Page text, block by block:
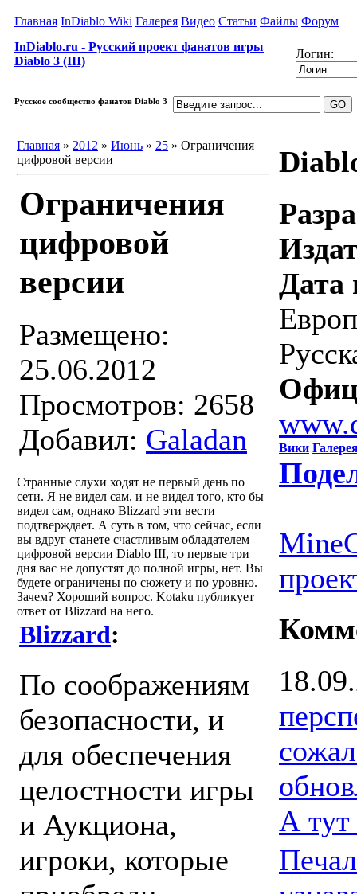
Главная InDiablo Wiki Галерея Видео Статьи Файлы Форум
InDiablo.ru - Русский проект фанатов игры
Diablo 3 (III)
Логин:
Русское сообщество фанатов Diablo 3
Главная » 2012 » Июнь » 25 » Ограничения
цифровой версии
Ограничения
цифровой
версии
Размещено:
25.06.2012
Просмотров: 2658
Добавил: Galadan
Странные слухи ходят не первый день по
сети. Я не видел сам, и не видел того, кто бы
видел сам, однако Blizzard эти вести
подтверждает. А суть в том, что сейчас, если
вы вдруг станете счастливым обладателем
цифровой версии Diablo III, то первые три
дня вас не допустят до полной игры, нет. Вы
будете ограничены по сюжету и по уровню.
Зачем? Хороший вопрос. Kotaku публикует
ответ от Blizzard на него.
Blizzard:
По соображениям
безопасности, и
для обеспечения
целостности игры
и Аукциона,
игроки, которые
Дата
Вики
А